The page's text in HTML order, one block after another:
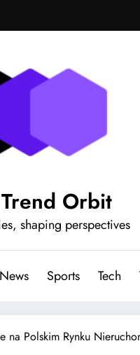
Orbit
shaping perspectives
News Sports Tech
na Polskim Rynku